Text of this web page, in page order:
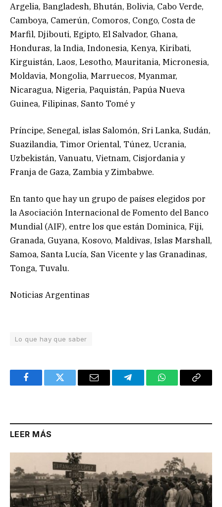
Argelia, Bangladesh, Bhután, Bolivia, Cabo Verde,
Camboya, Camerún, Comoros, Congo, Costa de
Marfil, Djibouti, Egipto, El Salvador, Ghana,
Honduras, la India, Indonesia, Kenya, Kiribati,
Kirguistán, Laos, Lesotho, Mauritania, Micronesia,
Moldavia, Mongolia, Marruecos, Myanmar,
Nicaragua, Nigeria, Paquistán, Papúa Nueva
Guinea, Filipinas, Santo Tomé y
Príncipe, Senegal, islas Salomón, Sri Lanka, Sudán,
Suazilandia, Timor Oriental, Túnez, Ucrania,
Uzbekistán, Vanuatu, Vietnam, Cisjordania y
Franja de Gaza, Zambia y Zimbabwe.
En tanto que hay un grupo de países elegidos por
la Asociación Internacional de Fomento del Banco
Mundial (AIF), entre los que están Dominica, Fiji,
Granada, Guyana, Kosovo, Maldivas, Islas Marshall,
Samoa, Santa Lucía, San Vicente y las Granadinas,
Tonga, Tuvalu.
Noticias Argentinas
Lo que hay que saber
FacebookTwitter Email TelegramWhatsAppCopy
LEER MÁS